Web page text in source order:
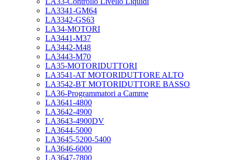
LA3341-GM64
LA3342-GS63
LA34-MOTORI
LA3441-M37
LA3442-M48
LA3443-M70
LA35-MOTORIDUTTORI
LA3541-AT MOTORIDUTTORE ALTO
LA3542-BT MOTORIDUTTORE BASSO
LA36-Programmatori a Camme
LA3641-4800
LA3642-4900
LA3643-4900DV
LA3644-5000
LA3645-5200-5400
LA3646-6000
LA3647-7800